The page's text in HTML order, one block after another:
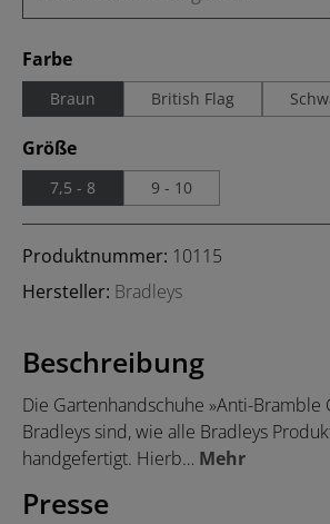
Farbeauswählen
Braun British Flag
Größeauswählen
7,5 - 8 9 - 10
Produktnummer: 10115
Hersteller: Bradleys
Beschreibung
Die Gartenhandschuhe »Anti-Bramble
Bradleys sind, wie alle Bradleys
handgefertigt. Hierb… Mehr
Presse